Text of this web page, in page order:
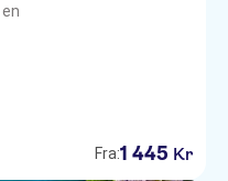
Fra:1 445 Kr